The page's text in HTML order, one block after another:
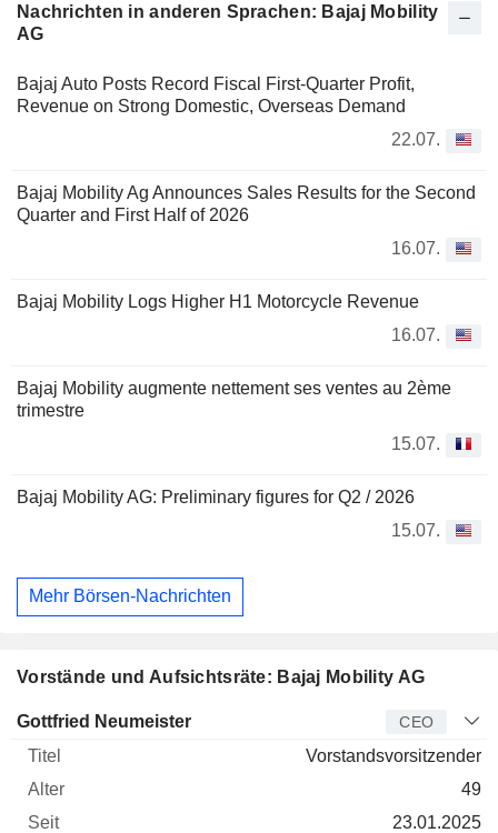
Nachrichten in anderen Sprachen: Bajaj Mobility
AG
Bajaj Auto Posts Record Fiscal First-Quarter Profit,
Revenue on Strong Domestic, Overseas Demand
22.07.
Bajaj Mobility Ag Announces Sales Results for the Second
Quarter and First Half of 2026
16.07.
Bajaj Mobility Logs Higher H1 Motorcycle Revenue
16.07.
Bajaj Mobility augmente nettement ses ventes au 2ème
trimestre
15.07.
Bajaj Mobility AG: Preliminary figures for Q2 / 2026
15.07.
Mehr Börsen-Nachrichten
Vorstände und Aufsichtsräte: Bajaj Mobility AG
Manager Titel Alter Seit
Gottfried Neumeister CEO
Vorstandsvorsitzender
49
23.01.2025